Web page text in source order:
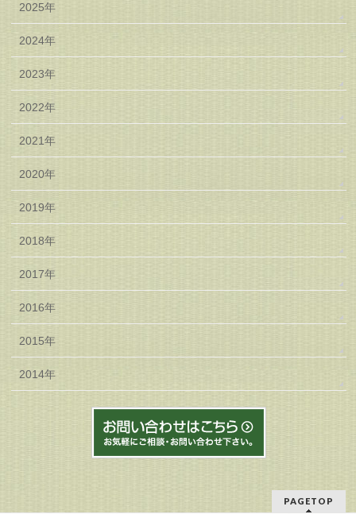
2025年
2024年
2023年
2022年
2021年
2020年
2019年
2018年
2017年
2016年
2015年
2014年
PAGETOP